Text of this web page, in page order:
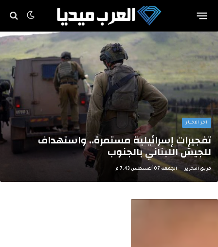
اخر الاخبار
تفجيرات إسرائيلية مستمرة.. واستهداف
للجيش اللبناني بالجنوب
فريق التحرير الجمعة 07 أغسطس 7:43 م